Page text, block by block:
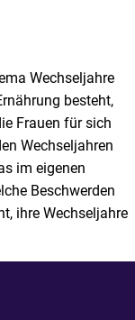
Wechseljahre
besteht,
Frauen für sich
Wechseljahren
im eigenen
Beschwerden
ihre Wechseljahre